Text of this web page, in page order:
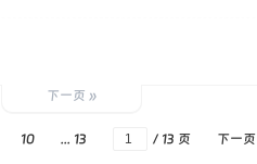
下一页 »
10 ... 13 / 13 页 下一页